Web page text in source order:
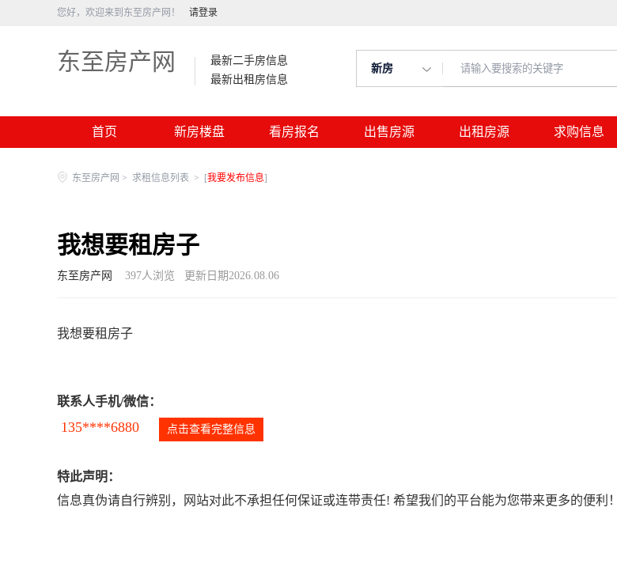
您好，欢迎来到东至房产网！ 请登录
东至房产网
最新二手房信息
最新出租房信息
新房
首页 新房楼盘 看房报名 出售房源 出租房源 求购信息
东至房产网 > 求租信息列表 > [我要发布信息]
我想要租房子
东至房产网 397人浏览 更新日期2026.08.06
我想要租房子
联系人手机/微信：
135****6880 点击查看完整信息
特此声明：
信息真伪请自行辨别，网站对此不承担任何保证或连带责任! 希望我们的平台能为您带来更多的便利！